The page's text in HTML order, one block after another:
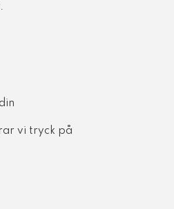
vi tryck på